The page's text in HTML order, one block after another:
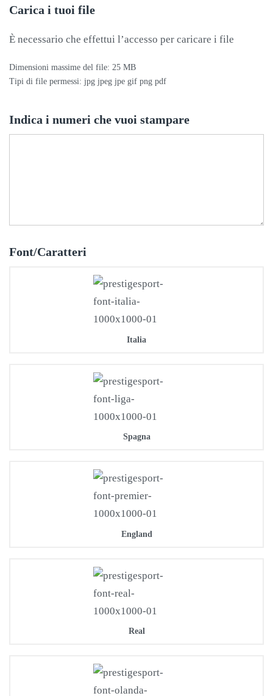
Carica i tuoi file
È necessario che effettui l’accesso per caricare i file
Dimensioni massime del file: 25 MB
Tipi di file permessi: jpg jpeg jpe gif png pdf
Indica i numeri che vuoi stampare
Font/Caratteri
Italia
Spagna
England
Real